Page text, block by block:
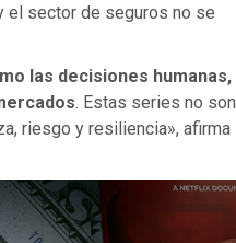
el sector de seguros no se
las decisiones humanas,
. Estas series no son
riesgo y resiliencia», afirma